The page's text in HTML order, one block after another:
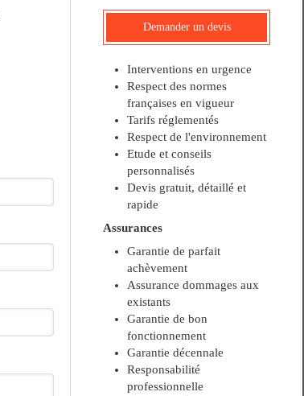
Demander un devis
Interventions en urgence
Respect des normes
françaises en vigueur
Tarifs réglementés
Respect de l'environnement
Etude et conseils
personnalisés
Devis gratuit, détaillé et
rapide
Assurances
Garantie de parfait
achèvement
Assurance dommages aux
existants
Garantie de bon
fonctionnement
Garantie décennale
Responsabilité
professionnelle